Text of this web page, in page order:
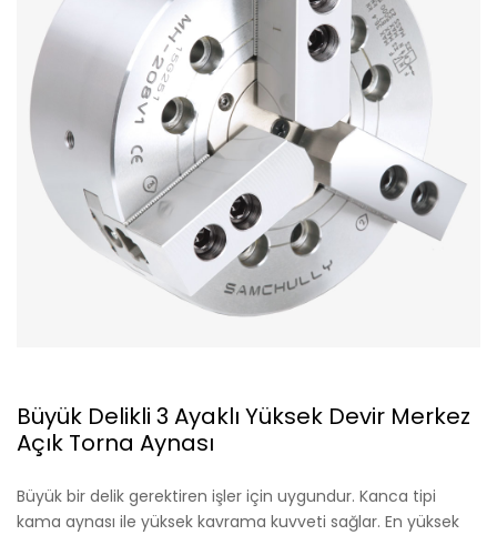
Büyük Delikli 3 Ayaklı Yüksek Devir Merkez
Açık Torna Aynası
Büyük bir delik gerektiren işler için uygundur. Kanca tipi
kama aynası ile yüksek kavrama kuvveti sağlar. En yüksek